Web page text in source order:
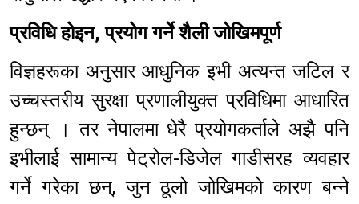
प्रविधि होइन, प्रयोग गर्ने शैली जोखिमपूर्ण
विज्ञहरूका अनुसार आधुनिक इभी अत्यन्त जटिल र
उच्चस्तरीय सुरक्षा प्रणालीयुक्त प्रविधिमा आधारित
हुन्छन् । तर नेपालमा धेरै प्रयोगकर्ताले अझै पनि
इभीलाई सामान्य पेट्रोल-डिजेल गाडीसरह व्यवहार
गर्ने गरेका छन्, जुन ठूलो जोखिमको कारण बन्ने